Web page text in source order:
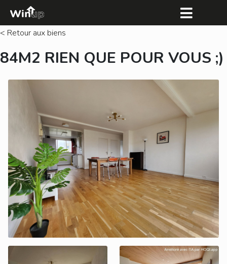
< Retour aux biens
84M2 RIEN QUE POUR VOUS ;)